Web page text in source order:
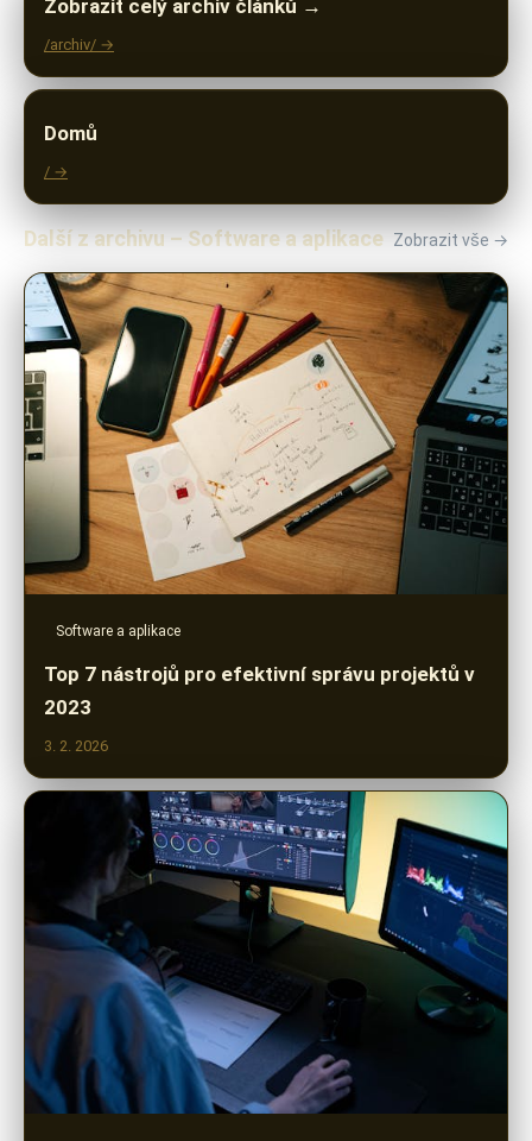
Zobrazit celý archiv článků →
/archiv/ →
Domů
/ →
Další z archivu – Software a aplikace Zobrazit vše →
Software a aplikace
Top 7 nástrojů pro efektivní správu projektů v
2023
3. 2. 2026